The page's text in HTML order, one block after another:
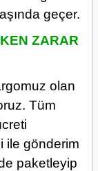
geçer.
ZARAR
olan
Tüm
ile gönderim
paketleyip